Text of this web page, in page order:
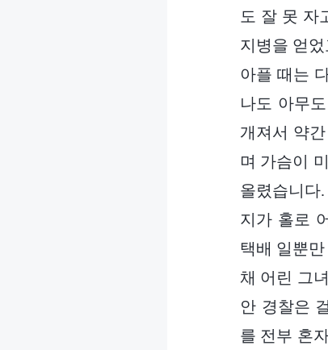
도 잘 못 자
지병을 얻
아플 때는
나도 아무
개져서 약
며 가슴이
올렸습니다
지가 홀로
택배 일뿐
채 어린 그
안 경찰은
를 전부 혼